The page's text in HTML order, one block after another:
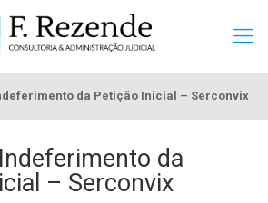
da Petição Inicial – Serconvix
da
– Serconvix